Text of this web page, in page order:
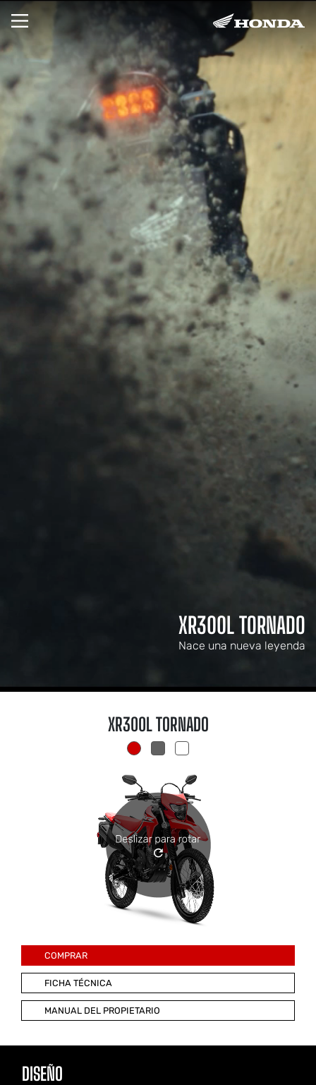
XR300L TORNADO
Nace una nueva leyenda
XR300L TORNADO
COMPRAR
FICHA TÉCNICA
MANUAL DEL PROPIETARIO
DISEÑO